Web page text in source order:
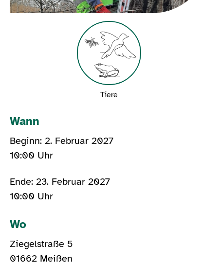
Tiere
Wann
Beginn: 2. Februar 2027
10:00 Uhr
Ende: 23. Februar 2027
10:00 Uhr
Wo
Ziegelstraße 5
01662 Meißen